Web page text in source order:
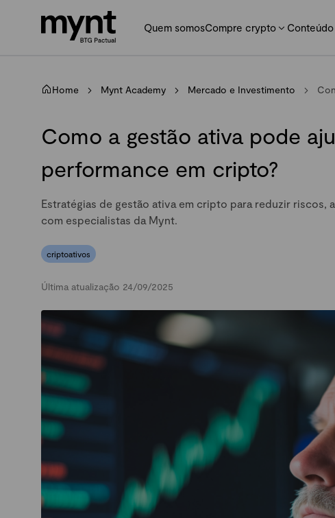
Quem somosCompre crypto Conteúdo
Home Mynt Academy Mercado e Investimento
Como a gestão ativa pode
performance em cripto?
Estratégias de gestão ativa em cripto para reduzir
com especialistas da Mynt.
criptoativos
Última atualização 24/09/2025